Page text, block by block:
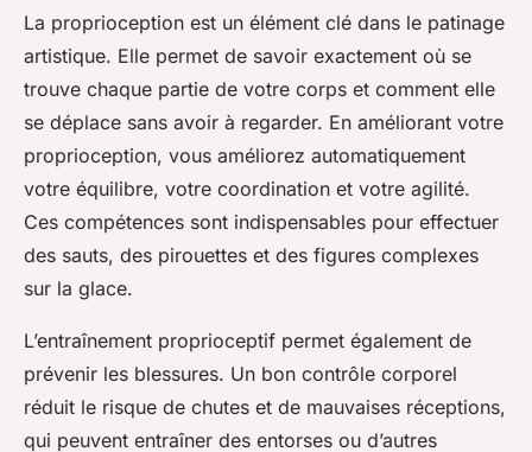
La proprioception est un élément clé dans le patinage
artistique. Elle permet de savoir exactement où se
trouve chaque partie de votre corps et comment elle
se déplace sans avoir à regarder. En améliorant votre
proprioception, vous améliorez automatiquement
votre équilibre, votre coordination et votre agilité.
Ces compétences sont indispensables pour effectuer
des sauts, des pirouettes et des figures complexes
sur la glace.
L’entraînement proprioceptif permet également de
prévenir les blessures. Un bon contrôle corporel
réduit le risque de chutes et de mauvaises réceptions,
qui peuvent entraîner des entorses ou d’autres